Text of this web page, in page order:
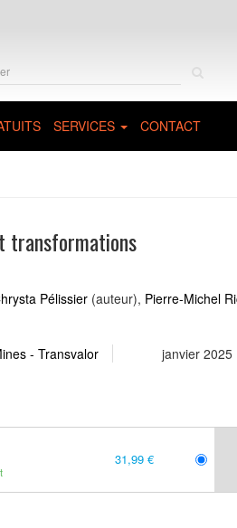
SERVICES CONTACT
transformations
Pélissier (auteur), Pierre-Michel
- Transvalor janvier 2025
31,99 €